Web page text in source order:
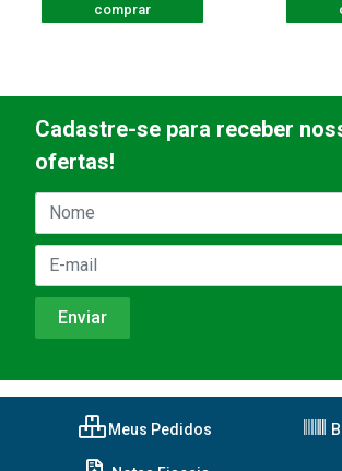
comprar
Cadastre-se para receber
ofertas!
Meus Pedidos